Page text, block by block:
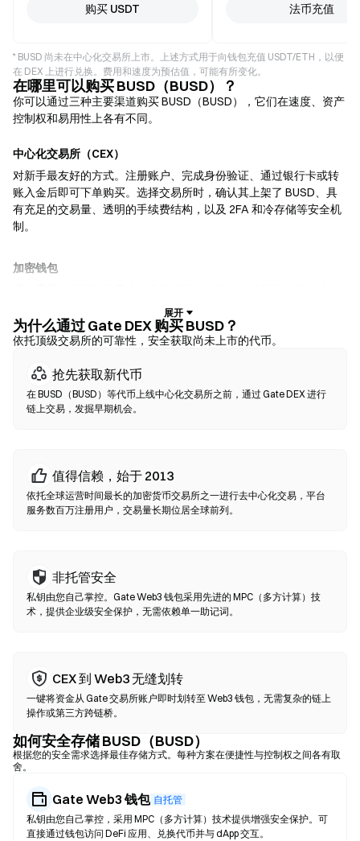
购买 USDT 法币充值
* BUSD 尚未在中心化交易所上市。上述方式用于向钱包充值 USDT/ETH，以便
在 DEX 上进行兑换。费用和速度为预估值，可能有所变化。
在哪里可以购买 BUSD（BUSD）？
你可以通过三种主要渠道购买 BUSD（BUSD），它们在速度、资产
控制权和易用性上各有不同。
中心化交易所（CEX）
对新手最友好的方式。注册账户、完成身份验证、通过银行卡或转
账入金后即可下单购买。选择交易所时，确认其上架了 BUSD、具
有充足的交易量、透明的手续费结构，以及 2FA 和冷存储等安全机
制。
加密钱包
内直接兑换代币。部分钱包还支持法币入金，无需先经过交易所即
可使用信用卡购买 BUSD。务必备份助记词，并在确认任何交易前
核实合约地址。
去中心化交易所（DEX）
无需中间方的点对点交易。DEX 通过智能合约在链上执行兑换，无
Chain、Polygon 等 EVM 兼容链上。
为什么通过 Gate DEX 购买 BUSD？
依托顶级交易所的可靠性，安全获取尚未上市的代币。
抢先获取新代币
在 BUSD（BUSD）等代币上线中心化交易所之前，通过 Gate DEX 进行
链上交易，发掘早期机会。
值得信赖，始于 2013
依托全球运营时间最长的加密货币交易所之一进行去中心化交易，平台
服务数百万注册用户，交易量长期位居全球前列。
非托管安全
私钥由您自己掌控。Gate Web3 钱包采用先进的 MPC（多方计算）技
术，提供企业级安全保护，无需依赖单一助记词。
CEX 到 Web3 无缝划转
一键将资金从 Gate 交易所账户即时划转至 Web3 钱包，无需复杂的链上
操作或第三方跨链桥。
如何安全存储 BUSD（BUSD）
根据您的安全需求选择最佳存储方式。每种方案在便捷性与控制权之间各有取
舍。
Gate Web3 钱包 自托管
私钥由您自己掌控，采用 MPC（多方计算）技术提供增强安全保护。可
直接通过钱包访问 DeFi 应用、兑换代币并与 dApp 交互。